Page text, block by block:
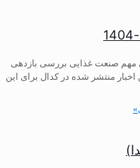
مهم صنعت غذایی بررسی بازدهی
اخبار منتشر شده در کدال برای این